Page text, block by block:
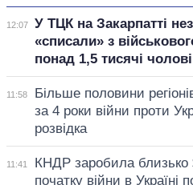
12:07
У ТЦК на Закарпатті
«списали» з
понад 1,5 тисячі
11:58
Більше половини
за 4 роки війни проти
розвідка
11:41
КНДР заробила близько
початку війни в Україні